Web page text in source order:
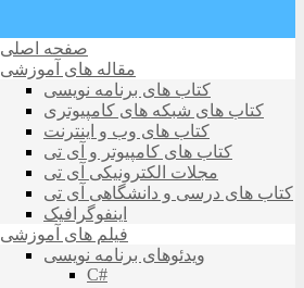
صفحه اصلی
مقاله های آموزشی
کتاب های برنامه نویسی
کتاب های شبکه های کامپیوتری
کتاب های وب و اینترنت
کتاب های کامپیوتر و آی تی
مجلات الکترونیکی آی تی
کتاب های درسی و دانشگاهی آی تی
اینفوگرافیک
فیلم های آموزشی
ویدئوهای برنامه نویسی
C#